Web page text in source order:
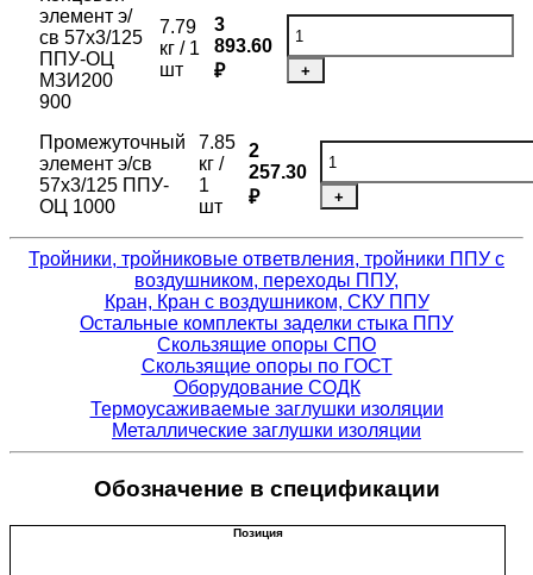
элемент э/
св 57х3/125
ППУ-ОЦ
МЗИ200
900
7.79
кг / 1
шт
3
893.60
₽
+
Промежуточный
элемент э/св
57х3/125 ППУ-
ОЦ 1000
7.85
кг /
1
шт
2
257.30
₽
+
Тройники, тройниковые ответвления, тройники ППУ с
воздушником, переходы ППУ,
Кран, Кран с воздушником, СКУ ППУ
Остальные комплекты заделки стыка ППУ
Скользящие опоры СПО
Скользящие опоры по ГОСТ
Оборудование СОДК
Термоусаживаемые заглушки изоляции
Металлические заглушки изоляции
Обозначение в спецификации
Позиция